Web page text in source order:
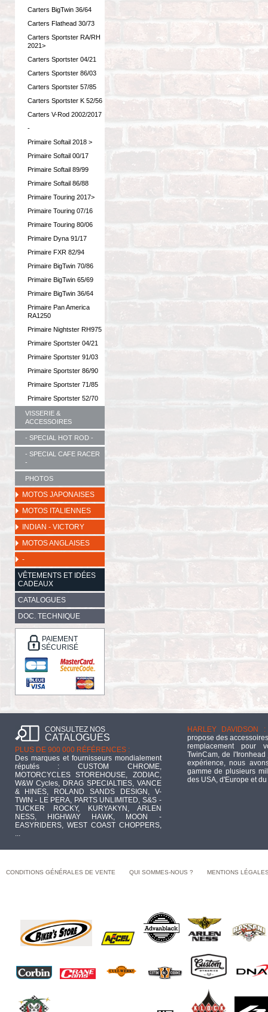
Carters BigTwin 36/64
Carters Flathead 30/73
Carters Sportster RA/RH
2021>
Carters Sportster 04/21
Carters Sportster 86/03
Carters Sportster 57/85
Carters Sportster K 52/56
Carters V-Rod 2002/2017
-
Primaire Softail 2018 >
Primaire Softail 00/17
Primaire Softail 89/99
Primaire Softail 86/88
Primaire Touring 2017>
Primaire Touring 07/16
Primaire Touring 80/06
Primaire Dyna 91/17
Primaire FXR 82/94
Primaire BigTwin 70/86
Primaire BigTwin 65/69
Primaire BigTwin 36/64
Primaire Pan America
RA1250
Primaire Nightster RH975
Primaire Sportster 04/21
Primaire Sportster 91/03
Primaire Sportster 86/90
Primaire Sportster 71/85
Primaire Sportster 52/70
VISSERIE &
ACCESSOIRES
- SPECIAL HOT ROD -
- SPECIAL CAFE RACER
-
PHOTOS
MOTOS JAPONAISES
MOTOS ITALIENNES
INDIAN - VICTORY
MOTOS ANGLAISES
-
VÊTEMENTS ET IDÉES
CADEAUX
CATALOGUES
DOC. TECHNIQUE
PAIEMENT
SÉCURISÉ
CONSULTEZ NOS
CATALOGUES
PLUS DE 900 000 RÉFÉRENCES :
Des marques et fournisseurs mondialement
réputés : CUSTOM CHROME,
MOTORCYCLES STOREHOUSE, ZODIAC,
W&W Cycles, DRAG SPECIALTIES, VANCE
& HINES, ROLAND SANDS DESIGN, V-
TWIN - LE PERA, PARTS UNLIMITED, S&S -
TUCKER ROCKY, KURYAKYN, ARLEN
NESS, HIGHWAY HAWK, MOON -
EASYRIDERS, WEST COAST CHOPPERS,
...
HARLEY DAVIDSON :
propose des
remplacement pour
TwinCam, de
expérience, nous
gamme de plusieurs
des USA, d'Europe et
CONDITIONS GÉNÉRALES DE VENTE QUI SOMMES-NOUS ? MENTIONS